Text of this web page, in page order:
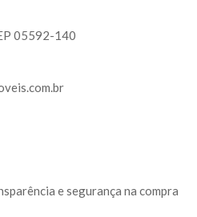
e segurança na compra
05592-140